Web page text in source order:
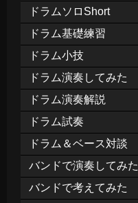
ドラムソロShort
ドラム基礎練習
ドラム小技
ドラム演奏してみた
ドラム演奏解説
ドラム試奏
ドラム＆ベース対談
バンドで演奏してみた
バンドで考えてみた